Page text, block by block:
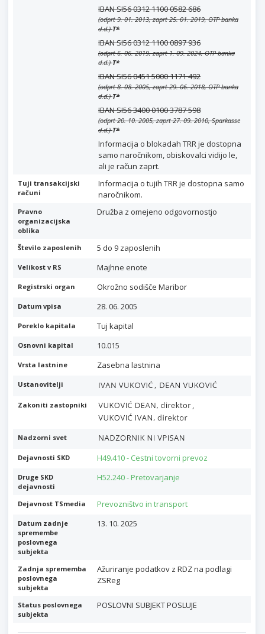
IBAN SI56 0312 1100 0582 686
(odprt 9. 01. 2013, zaprt 25. 01. 2019, OTP banka
d.d.)T*
IBAN SI56 0312 1100 0897 936
(odprt 6. 06. 2019, zaprt 1. 09. 2024, OTP banka
d.d.)T*
IBAN SI56 0451 5000 1171 492
(odprt 8. 08. 2005, zaprt 29. 06. 2018, OTP banka
d.d.)T*
IBAN SI56 3400 0100 3787 598
(odprt 20. 10. 2005, zaprt 27. 09. 2010, Sparkasse
d.d.)T*
Informacija o blokadah TRR je dostopna
samo naročnikom, obiskovalci vidijo le,
ali je račun zaprt.
Tuji transakcijski
računi
Informacija o tujih TRR je dostopna samo
naročnikom.
Pravno
organizacijska
oblika
Družba z omejeno odgovornostjo
Število zaposlenih 5 do 9 zaposlenih
Velikost v RS Majhne enote
Registrski organ Okrožno sodišče Maribor
Datum vpisa 28. 06. 2005
Poreklo kapitala Tuj kapital
Osnovni kapital 10.015
Vrsta lastnine Zasebna lastnina
Ustanovitelji ,
Zakoniti zastopniki
Nadzorni svet
Dejavnosti SKD H49.410 - Cestni tovorni prevoz
Druge SKD
dejavnosti
H52.240 - Pretovarjanje
Dejavnost TSmedia Prevozništvo in transport
Datum zadnje
spremembe
poslovnega
subjekta
13. 10. 2025
Zadnja sprememba
poslovnega
subjekta
Ažuriranje podatkov z RDZ na podlagi
ZSReg
Status poslovnega
subjekta
POSLOVNI SUBJEKT POSLUJE